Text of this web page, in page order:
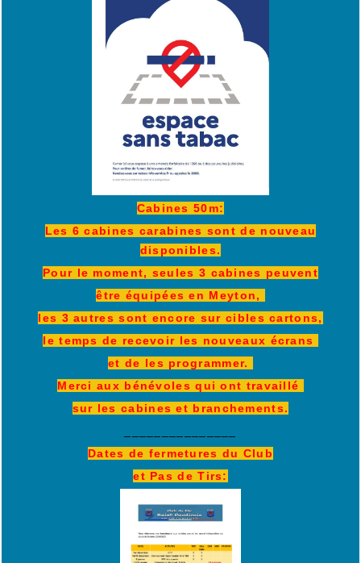
Cabines 50m:
Les 6 cabines carabines sont de nouveau
disponibles.
Pour le moment, seules 3 cabines peuvent
être équipées en Meyton,
les 3 autres sont encore sur cibles cartons,
le temps de recevoir les nouveaux écrans
et de les programmer.
Merci aux bénévoles qui ont travaillé
sur les cabines et branchements.
Dates de fermetures du Club
et Pas de Tirs: